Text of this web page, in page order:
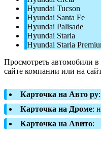
Hyundai Tucson
Hyundai Santa Fe
Hyundai Palisade
Hyundai Staria
Hyundai Staria
Просмотреть автомобили
сайте компании или на
Карточка на Авто ру
Карточка на Дроме:
Карточка на Авито: